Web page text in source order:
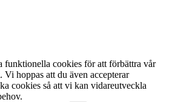
funktionella cookies för att förbättra vår
hoppas att du även accepterar
cookies så att vi kan vidareutveckla